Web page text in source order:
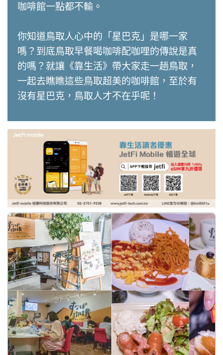
咖啡館一點都不輸。
你知道鳥取人心中的「星巴克」是哪一家
嗎？到底鳥取早餐喝咖啡配咖哩的傳說是真
的嗎？就讓《靠生活》帶大家走一趟鳥取，
一起去瞧瞧這些鳥取超美的咖啡館，至於有
沒有星巴克，鳥取人才不在乎呢！